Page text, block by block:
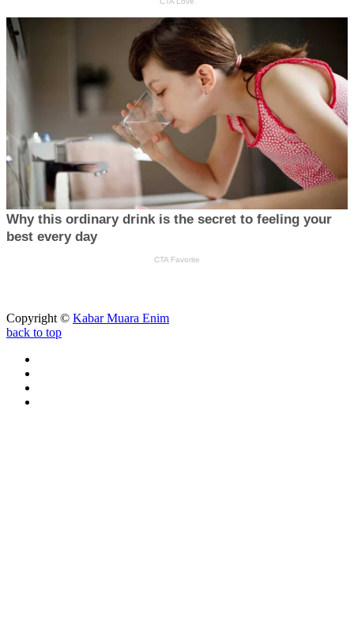
Copyright © Kabar Muara Enim
back to top